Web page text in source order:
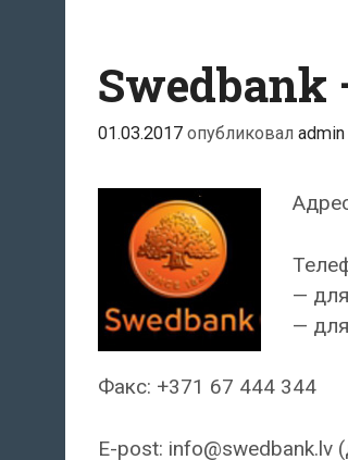
01.03.2017 опубликовал admin
—
—
Факс: +371 67 444 344
E-post: info@swedbank.lv